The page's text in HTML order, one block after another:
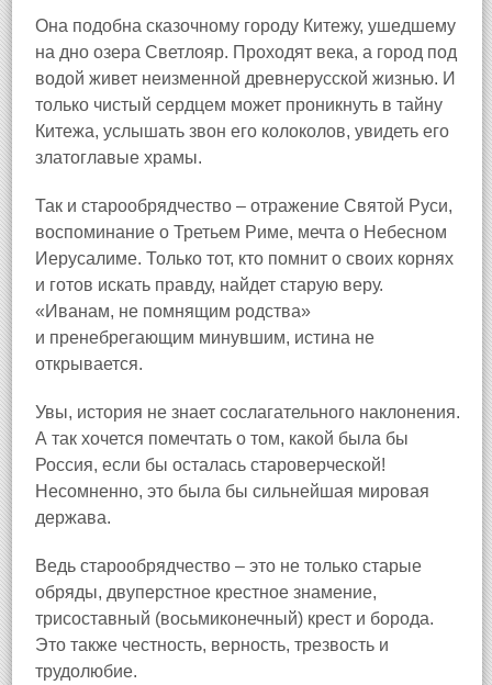
Она подобна сказочному городу Китежу, ушедшему
на дно озера Светлояр. Проходят века, а город под
водой живет неизменной древнерусской жизнью. И
только чистый сердцем может проникнуть в тайну
Китежа, услышать звон его колоколов, увидеть его
златоглавые храмы.
Так и старообрядчество – отражение Святой Руси,
воспоминание о Третьем Риме, мечта о Небесном
Иерусалиме. Только тот, кто помнит о своих корнях
и готов искать правду, найдет старую веру.
«Иванам, не помнящим родства»
и пренебрегающим минувшим, истина не
открывается.
Увы, история не знает сослагательного наклонения.
А так хочется помечтать о том, какой была бы
Россия, если бы осталась староверческой!
Несомненно, это была бы сильнейшая мировая
держава.
Ведь старообрядчество – это не только старые
обряды, двуперстное крестное знамение,
трисоставный (восьмиконечный) крест и борода.
Это также честность, верность, трезвость и
трудолюбие.